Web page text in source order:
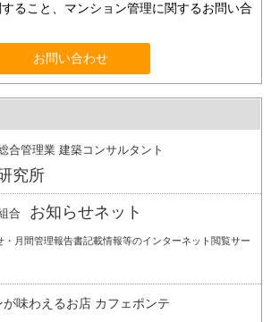
ること、マンション管理に関するお問い合
お問い合わせ
合管理業 建築コンサルタント
究所
合 お知らせネット
・月間管理報告書記載情報等のインターネット閲覧サー
味わえるお店 カフェポンテ